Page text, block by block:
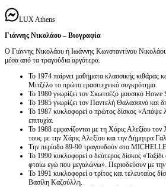
LUX Athens
Γιάννης Νικολάου – Βιογραφία
Ο Γιάννης Νικολάου ή Ιωάννης Κωνσταντίνου
μέσα από τα τραγούδια αργότερα.
Το 1974 παίρνει μαθήματα κλασσικής κιθάρας
Μιτζέλο το πρώτο ερασιτεχνικό συγκρότημα.
Το 1980 γνωρίζει τον Σκωτσέζο μουσικό
Το 1985 γνωρίζει τον Παντελή Θαλασσινό και
Το 1987 κυκλοφορεί ο πρώτος δίσκος «Απόψε
επιτυχία.
Το 1988 εμφανίζονται με τη Χάρις Αλεξίου
τους με την Χάρις Αλεξίου και την Δήμητρα
Την περίοδο 89-90 τραγουδούν στο
Το 1990 κυκλοφορεί ο δεύτερος δίσκος
φταίω εγώ που μεγαλώνω». Περιοδεύουν με
Το 1991 κυκλοφορεί ο τρίτος και τελευταίος
Βασίλη Καζούλλη.